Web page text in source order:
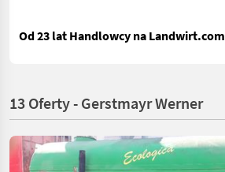
Od 23 lat Handlowcy na Landwirt.com
13 Oferty - Gerstmayr Werner